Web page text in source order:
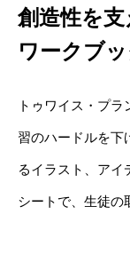
創造性を支
ワークブ
トゥワイス・プ
習のハードルを下
るイラスト、アイ
シートで、生徒の